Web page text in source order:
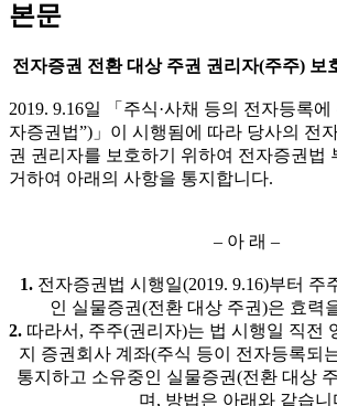
본문
전자증권 전환 대상 주권 권리자(주주) 보
2019. 9.16일 「주식·사채 등의 전자등록
자증권법”)」이 시행됨에 따라 당사의 전
권 권리자를 보호하기 위하여 전자증권법
거하여 아래의 사항을 통지합니다.
– 아 래 –
1. 전자증권법 시행일(2019. 9.16)부터 주
인 실물증권(전환 대상 주권)은 효력
2. 따라서, 주주(권리자)는 법 시행일 직전
지 증권회사 계좌(주식 등이 전자등록되
통지하고 소유중인 실물증권(전환 대상
며, 방법은 아래와 같습니